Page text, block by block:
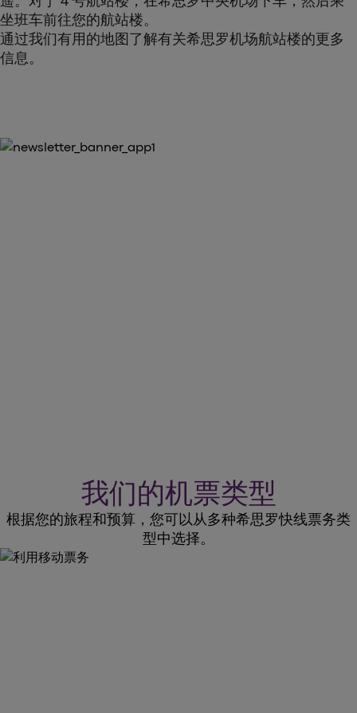
坐班车前往您的航站楼。
通过我们有用的地图了解有关希思罗机场航站楼的更多
信息。
我们的机票类型
根据您的旅程和预算，您可以从多种希思罗快线票务类
型中选择。